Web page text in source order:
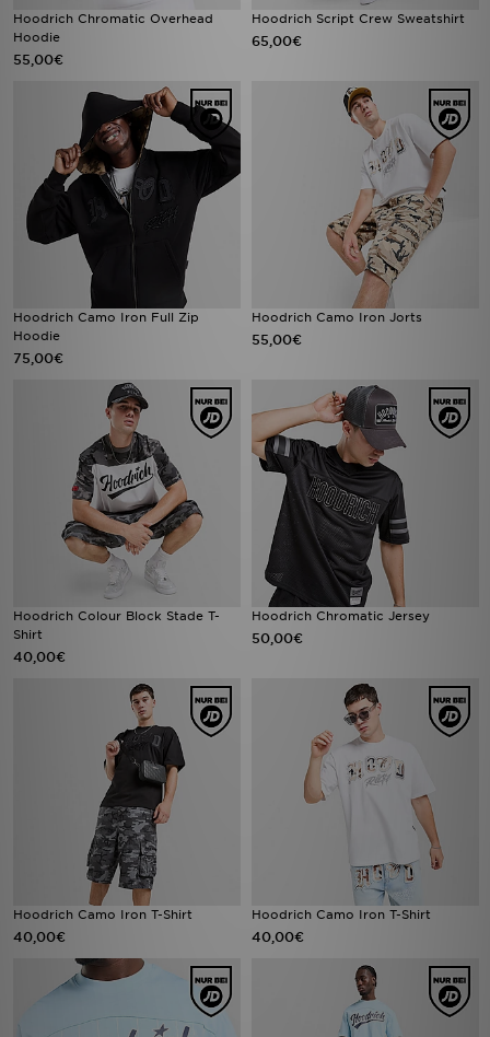
Hoodrich Chromatic Overhead
Hoodie
55,00€
Hoodrich Script Crew Sweatshirt
65,00€
Hoodrich Camo Iron Full Zip
Hoodie
75,00€
Hoodrich Camo Iron Jorts
55,00€
Hoodrich Colour Block Stade T-
Shirt
40,00€
Hoodrich Chromatic Jersey
50,00€
Hoodrich Camo Iron T-Shirt
40,00€
Hoodrich Camo Iron T-Shirt
40,00€